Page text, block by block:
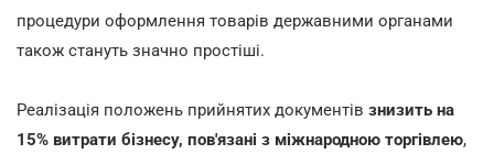
процедури оформлення товарів державними органами
також стануть значно простіші.
Реалізація положень прийнятих документів знизить на
15% витрати бізнесу, пов'язані з міжнародною торгівлею,